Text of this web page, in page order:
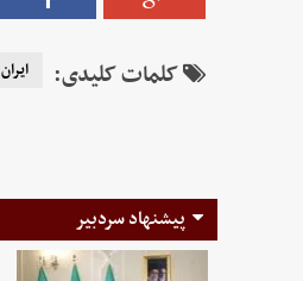
کلمات کلیدی: ایران
پیشنهاد سردبیر